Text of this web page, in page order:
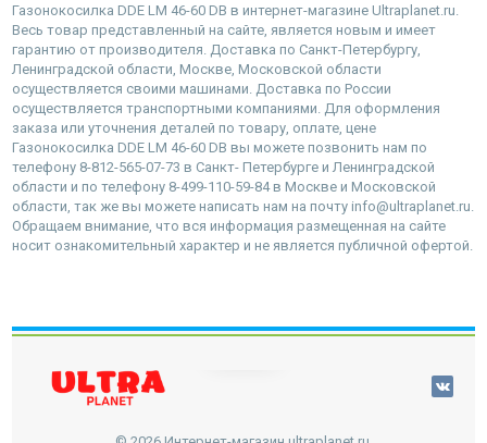
Газонокосилка DDE LM 46-60 DB в интернет-магазине Ultraplanet.ru.
Весь товар представленный на сайте, является новым и имеет
гарантию от производителя. Доставка по Санкт-Петербургу,
Ленинградской области, Москве, Московской области
осуществляется своими машинами. Доставка по России
осуществляется транспортными компаниями. Для оформления
заказа или уточнения деталей по товару, оплате, цене
Газонокосилка DDE LM 46-60 DB вы можете позвонить нам по
телефону 8-812-565-07-73 в Санкт- Петербурге и Ленинградской
области и по телефону 8-499-110-59-84 в Москве и Московской
области, так же вы можете написать нам на почту info@ultraplanet.ru.
Обращаем внимание, что вся информация размещенная на сайте
носит ознакомительный характер и не является публичной офертой.
наверх